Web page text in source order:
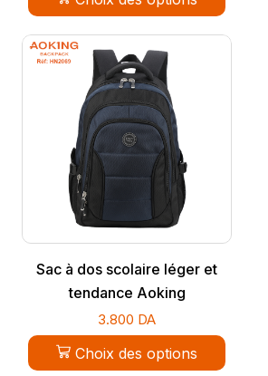
Sac à dos scolaire léger et
tendance Aoking
3.800 DA
Choix des options